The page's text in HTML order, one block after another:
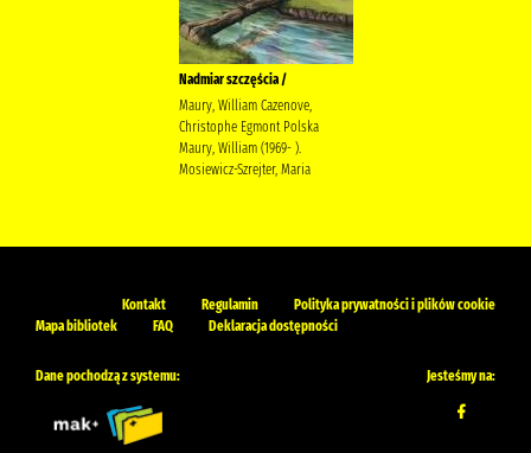
Nadmiar szczęścia /
Maury, William Cazenove,
Christophe Egmont Polska
Maury, William (1969- ).
Mosiewicz-Szrejter, Maria
Kontakt Regulamin
Polityka prywatności i plików cookie
Mapa bibliotek
FAQ Deklaracja dostępności
Dane pochodzą z systemu: Jesteśmy na: